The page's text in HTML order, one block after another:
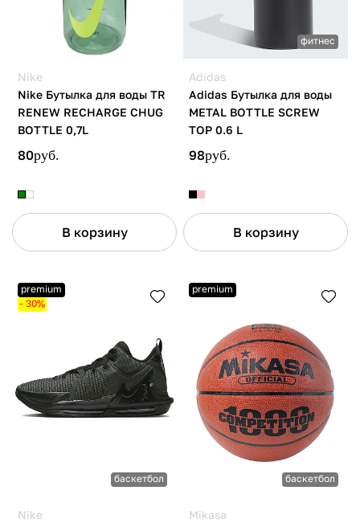
Nike
Nike Бутылка для воды TR
RENEW RECHARGE CHUG
BOTTLE 0,7L
80руб.
В корзину
фитнес
Adidas
Adidas Бутылка для воды
METAL BOTTLE SCREW
TOP 0.6 L
98руб.
В корзину
premium
- 30%
баскетбол
Nike
premium
баскетбол
Mikasa